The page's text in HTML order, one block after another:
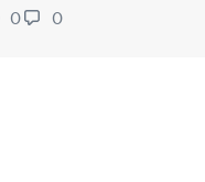
на часах пока
в один клик.
нравится:
0 0